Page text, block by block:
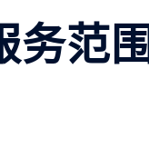
务范围